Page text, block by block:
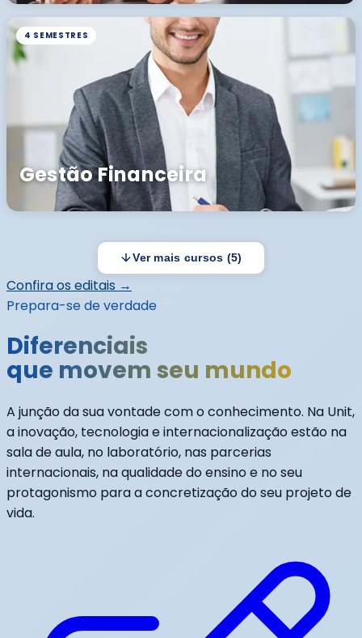
4 SEMESTRES
Gestão Financeira
Ver mais cursos (5)
Confira os editais →
Prepara-se de verdade
Diferenciais
que movem seu mundo
A junção da sua vontade com o conhecimento. Na Unit,
a inovação, tecnologia e internacionalização estão na
sala de aula, no laboratório, nas parcerias
internacionais, na qualidade do ensino e no seu
protagonismo para a concretização do seu projeto de
vida.